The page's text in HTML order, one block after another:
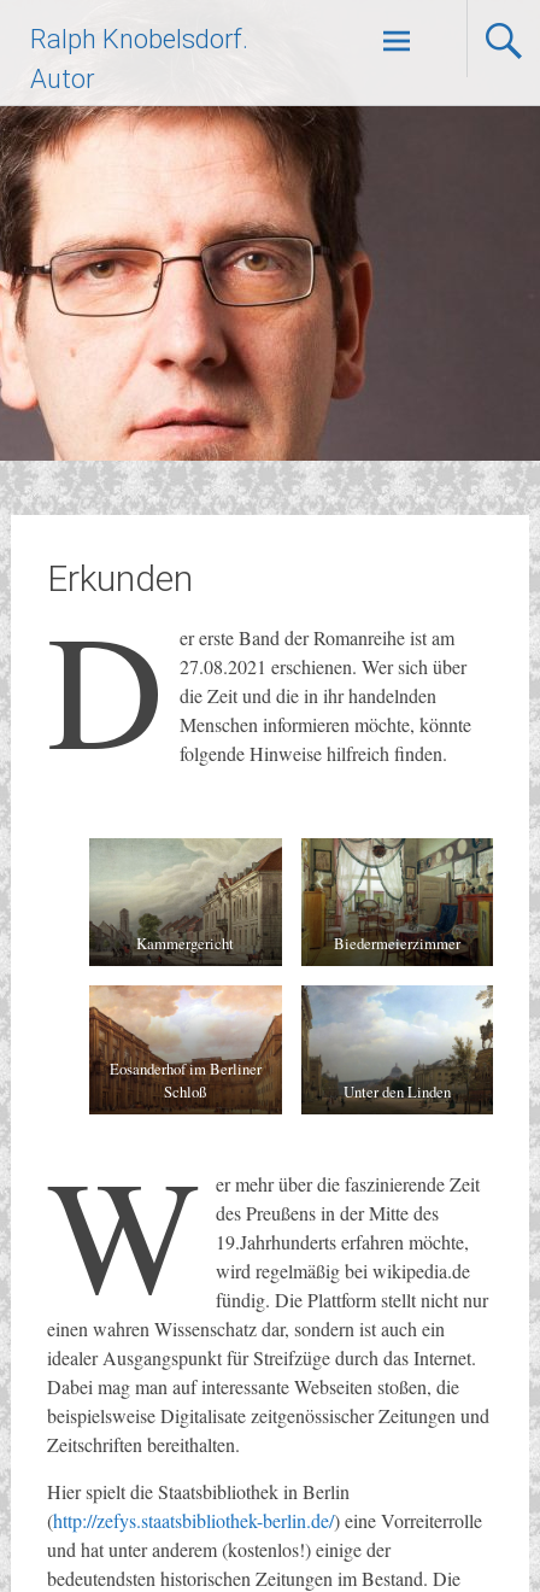
Inhalt
springen
Ralph Knobelsdorf.
Autor
Erkunden
D
er erste Band der Romanreihe ist am
27.08.2021 erschienen. Wer sich über
die Zeit und die in ihr handelnden
Menschen informieren möchte, könnte
folgende Hinweise hilfreich finden.
Kammergericht Biedermeierzimmer
Eosanderhof im Berliner
Schloß
Unter den Linden
W
er mehr über die faszinierende Zeit
des Preußens in der Mitte des
19.Jahrhunderts erfahren möchte,
wird regelmäßig bei wikipedia.de
fündig. Die Plattform stellt nicht nur
einen wahren Wissenschatz dar, sondern ist auch ein
idealer Ausgangspunkt für Streifzüge durch das Internet.
Dabei mag man auf interessante Webseiten stoßen, die
beispielsweise Digitalisate zeitgenössischer Zeitungen und
Zeitschriften bereithalten.
Hier spielt die Staatsbibliothek in Berlin
(http://zefys.staatsbibliothek-berlin.de/) eine Vorreiterrolle
und hat unter anderem (kostenlos!) einige der
bedeutendsten historischen Zeitungen im Bestand. Die